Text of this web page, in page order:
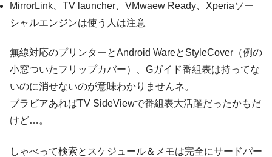
MirrorLink、TV launcher、VMwaew Ready、Xperiaソー
シャルエンジンは使う人は注意
無線対応のプリンターとAndroid WareとStyleCover（例の
小窓ついたフリップカバー）、Gガイド番組表は持ってな
いのに消せないのが意味わかりませんネ。
ブラビアあればTV SideViewで番組表大活躍だったかもだ
けど…。
しゃべって検索とスケジュール＆メモは完全にサードパー